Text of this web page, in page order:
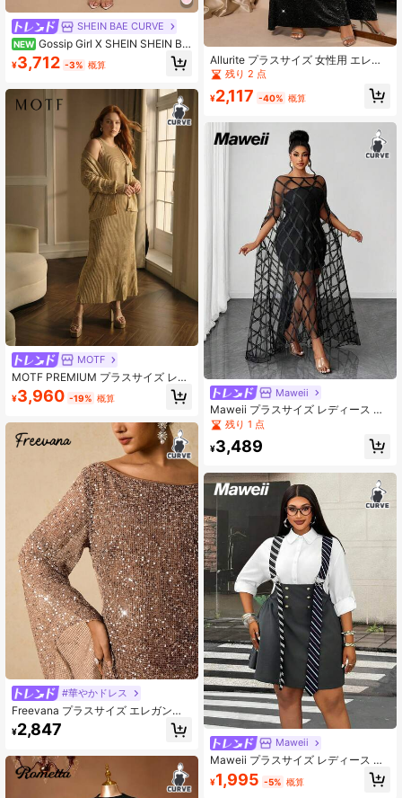
SHEIN BAE CURVE
NEW Gossip Girl X SHEIN SHEIN BA
E プラスサイズ レディース ピンク マ
ルチレイヤー フリル エレガント セ
¥3,712 -3% 概算
MOTF
MOTF PREMIUM プラスサイズ レデ
ィース エレガント ロング マーメイ
ドヘム リブニット セーターワンピー
¥3,960 -19% 概算
#華やかドレス
Freevana プラスサイズ エレガント
なボートネック スパンコール フレア
スリーブ ドレス、秋
¥2,847
Allurite プラスサイズ 女性用 エレガ
ントウエストシンチ スパンコール ボ
ディコンドレス、コントラストカラ
ー オフショルダー ドレス、パーティ
レンタインデーに適しています
残り 2 点
¥2,117 -40% 概算
Maweii
Maweii プラスサイズ レディース チ
ェック柄 ルーズドレス＆チューブド
レス 2点セット 秋用
残り 1 点
¥3,489
Maweii
Maweii プラスサイズ レディース カ
ラーブロック カジュアル パーティー
& トラベルドレス
¥1,995 -5% 概算